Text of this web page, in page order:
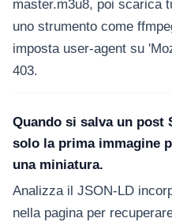
master.m3u8, poi scarica
uno strumento come
imposta user-agent su
403.
Quando si salva un post
solo la prima immagine
una miniatura.
Analizza il JSON-LD
nella pagina per